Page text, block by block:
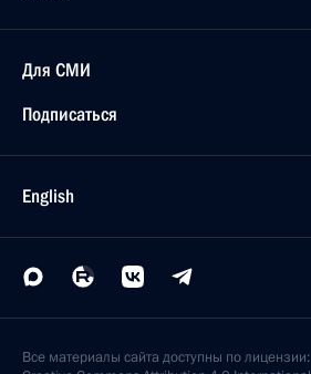
Для СМИ
Подписаться
English
Все материалы сайта доступны по лицензии: